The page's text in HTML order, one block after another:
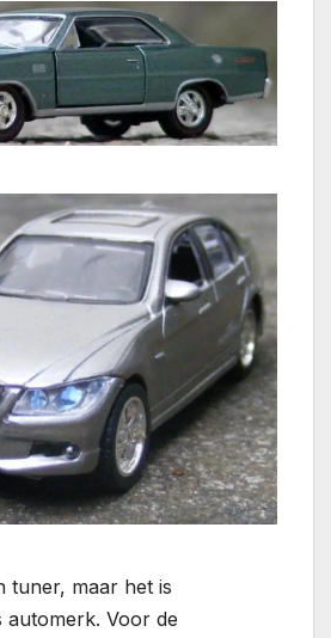
tuner, maar het is
automerk. Voor de